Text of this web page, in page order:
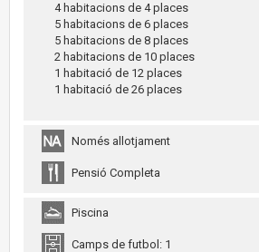
4 habitacions de 4 places
5 habitacions de 6 places
5 habitacions de 8 places
2 habitacions de 10 places
1 habitació de 12 places
1 habitació de 26 places
Només allotjament
Pensió Completa
Piscina
Camps de futbol: 1